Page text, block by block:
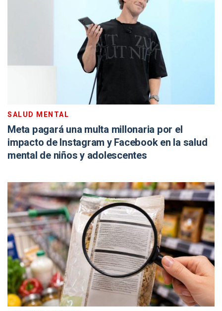
SALUD MENTAL
Meta pagará una multa millonaria por el
impacto de Instagram y Facebook en la salud
mental de niños y adolescentes